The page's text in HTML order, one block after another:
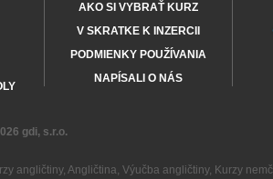
AKO SI VYBRAŤ KURZ
V SKRATKE K INZERCII
PODMIENKY POUŽÍVANIA
NAPÍSALI O NÁS
gdi, s.r.o.
angličtiny, Angličtina, Výučba angličtiny, Kurzy